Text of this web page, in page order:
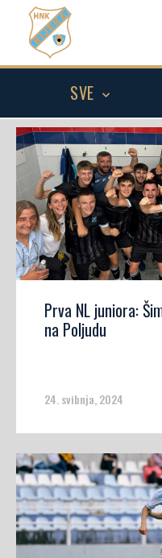
SVE
Prva NL juniora:
na Poljudu
24. svibnja, 2024